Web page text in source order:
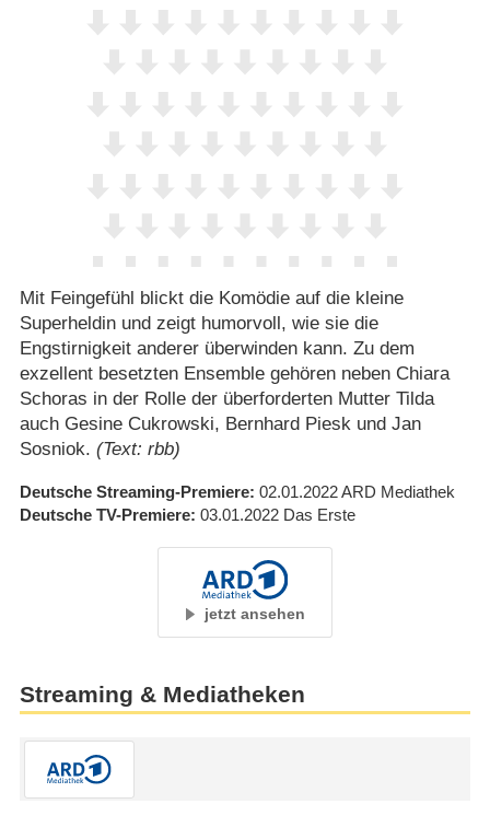
Mit Feingefühl blickt die Komödie auf die kleine
Superheldin und zeigt humorvoll, wie sie die
Engstirnigkeit anderer überwinden kann. Zu dem
exzellent besetzten Ensemble gehören neben Chiara
Schoras in der Rolle der überforderten Mutter Tilda
auch Gesine Cukrowski, Bernhard Piesk und Jan
Sosniok. (Text: rbb)
Deutsche Streaming-Premiere 02.01.2022ARD Mediathek
Deutsche TV-Premiere 03.01.2022 Das Erste
jetzt ansehen
Streaming & Mediatheken